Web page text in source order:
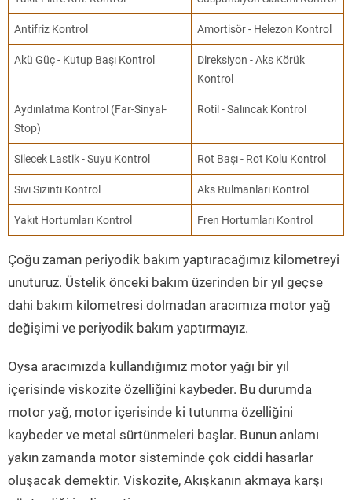
Antifriz Kontrol Amortisör - Helezon Kontrol
Akü Güç - Kutup Başı Kontrol
Direksiyon - Aks Körük
Kontrol
Aydınlatma Kontrol (Far-Sinyal-
Stop)
Rotil - Salıncak Kontrol
Silecek Lastik - Suyu Kontrol Rot Başı - Rot Kolu Kontrol
Sıvı Sızıntı Kontrol Aks Rulmanları Kontrol
Yakıt Hortumları Kontrol Fren Hortumları Kontrol
Çoğu zaman periyodik bakım yaptıracağımız kilometreyi
unuturuz. Üstelik önceki bakım üzerinden bir yıl geçse
dahi bakım kilometresi dolmadan aracımıza motor yağ
değişimi ve periyodik bakım yaptırmayız.
Oysa aracımızda kullandığımız motor yağı bir yıl
içerisinde viskozite özelliğini kaybeder. Bu durumda
motor yağ, motor içerisinde ki tutunma özelliğini
kaybeder ve metal sürtünmeleri başlar. Bunun anlamı
yakın zamanda motor sisteminde çok ciddi hasarlar
oluşacak demektir. Viskozite, Akışkanın akmaya karşı